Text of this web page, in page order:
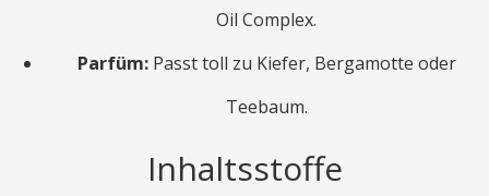
Oil Complex.
Parfüm:Passt toll zu Kiefer, Bergamotte oder
Teebaum.
Inhaltsstoffe